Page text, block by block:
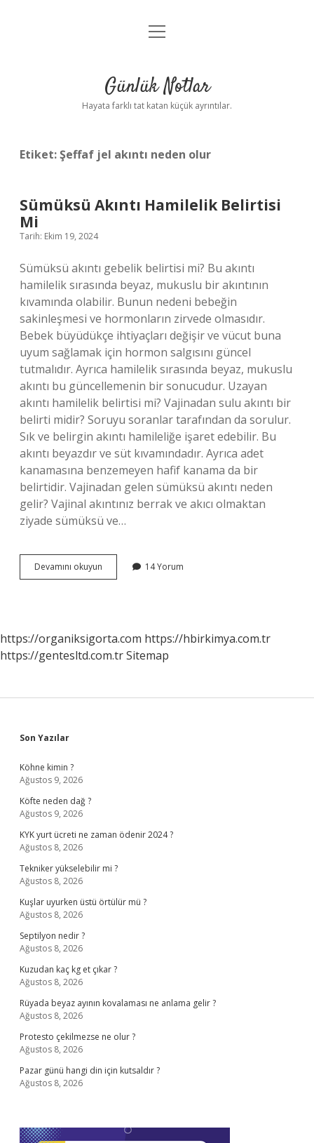
Anasayfa
Yasal Uyarı
menüyü
Günlük Notlar
Hayata farklı tat katan küçük ayrıntılar.
Etiket:Şeffaf jel akıntı neden olur
Sümüksü Akıntı Hamilelik Belirtisi
Mi
Tarih: Ekim 19, 2024
Sümüksü akıntı gebelik belirtisi mi? Bu akıntı
hamilelik sırasında beyaz, mukuslu bir akıntının
kıvamında olabilir. Bunun nedeni bebeğin
sakinleşmesi ve hormonların zirvede olmasıdır.
Bebek büyüdükçe ihtiyaçları değişir ve vücut buna
uyum sağlamak için hormon salgısını güncel
tutmalıdır. Ayrıca hamilelik sırasında beyaz, mukuslu
akıntı bu güncellemenin bir sonucudur. Uzayan
akıntı hamilelik belirtisi mi? Vajinadan sulu akıntı bir
belirti midir? Soruyu soranlar tarafından da sorulur.
Sık ve belirgin akıntı hamileliğe işaret edebilir. Bu
akıntı beyazdır ve süt kıvamındadır. Ayrıca adet
kanamasına benzemeyen hafif kanama da bir
belirtidir. Vajinadan gelen sümüksü akıntı neden
gelir? Vajinal akıntınız berrak ve akıcı olmaktan
ziyade sümüksü ve…
Devamını okuyun Sümüksü
Akıntı
14 Yorum
https://organiksigorta.com https://hbirkimya.com.tr
https://gentesltd.com.trSitemap
Sidebar
Son Yazılar
Köhne kimin ?
Ağustos 9, 2026
Köfte neden dağ ?
Ağustos 9, 2026
KYK yurt ücreti ne zaman ödenir 2024 ?
Ağustos 8, 2026
Tekniker yükselebilir mi ?
Ağustos 8, 2026
Kuşlar uyurken üstü örtülür mü ?
Ağustos 8, 2026
Septilyon nedir ?
Ağustos 8, 2026
Kuzudan kaç kg et çıkar ?
Ağustos 8, 2026
Rüyada beyaz ayının kovalaması ne anlama gelir ?
Ağustos 8, 2026
Protesto çekilmezse ne olur ?
Ağustos 8, 2026
Pazar günü hangi din için kutsaldır ?
Ağustos 8, 2026